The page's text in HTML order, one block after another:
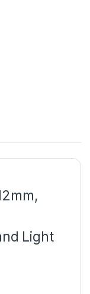
Light